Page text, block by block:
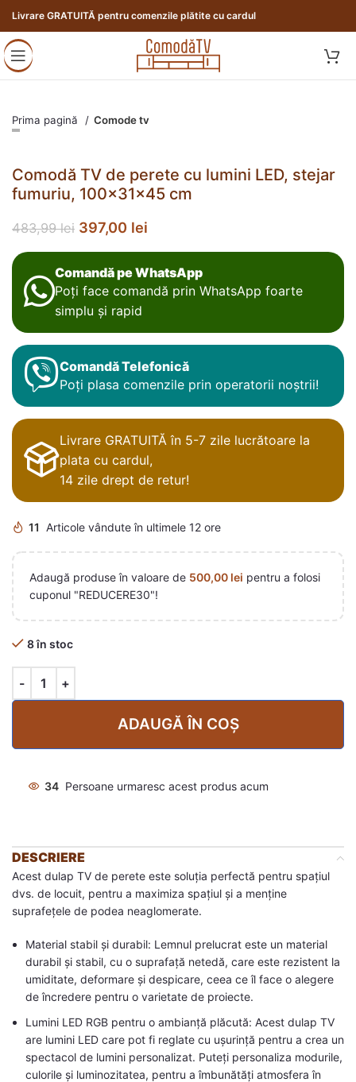
Livrare GRATUITĂ pentru comenzile plătite cu cardul
Prima pagină Comode tv
Comodă TV de perete cu lumini LED, stejar
fumuriu, 100x31x45 cm
483,99lei 397,00 lei
Comandă pe WhatsApp
Poți face comandă prin WhatsApp foarte
simplu și rapid
Comandă Telefonică
Poți plasa comenzile prin operatorii noștrii!
Livrare GRATUITĂ în 5-7 zile lucrătoare la
plata cu cardul,
14 zile drept de retur!
11 Articole vândute în ultimele 12 ore
Adaugă produse în valoare de 500,00 lei pentru a folosi
cuponul "REDUCERE30"!
8 în stoc
ADAUGĂ ÎN COȘ
34 Persoane urmaresc acest produs acum
DESCRIERE
Acest dulap TV de perete este soluția perfectă pentru spațiul
dvs. de locuit, pentru a maximiza spațiul și a menține
suprafețele de podea neaglomerate.
Material stabil și durabil: Lemnul prelucrat este un material
durabil și stabil, cu o suprafață netedă, care este rezistent la
umiditate, deformare și despicare, ceea ce îl face o alegere
de încredere pentru o varietate de proiecte.
Lumini LED RGB pentru o ambianță plăcută: Acest dulap TV
are lumini LED care pot fi reglate cu ușurință pentru a crea un
spectacol de lumini personalizat. Puteți personaliza modurile,
culorile și luminozitatea, pentru a îmbunătăți atmosfera în